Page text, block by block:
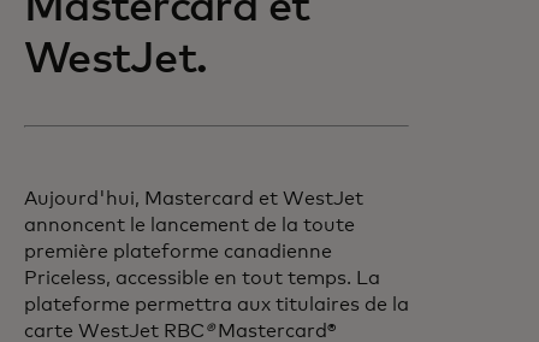
WestJet.
Aujourd'hui, Mastercard et WestJet
annoncent le lancement de la toute
première plateforme canadienne
Priceless, accessible en tout temps. La
plateforme permettra aux titulaires de la
carte WestJet RBC®Mastercard®